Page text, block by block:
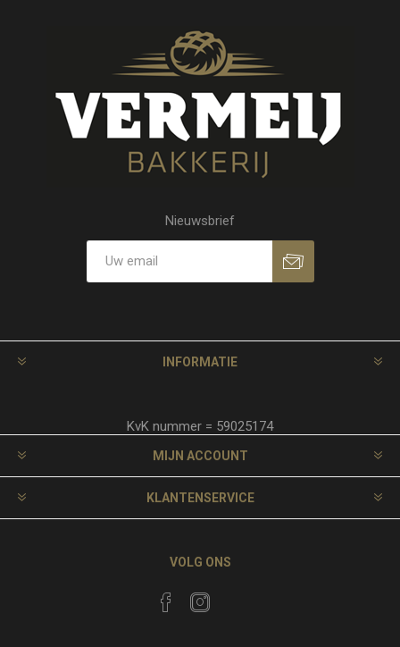
Nieuwsbrief
INFORMATIE
KvK nummer = 59025174
MIJN ACCOUNT
KLANTENSERVICE
VOLG ONS